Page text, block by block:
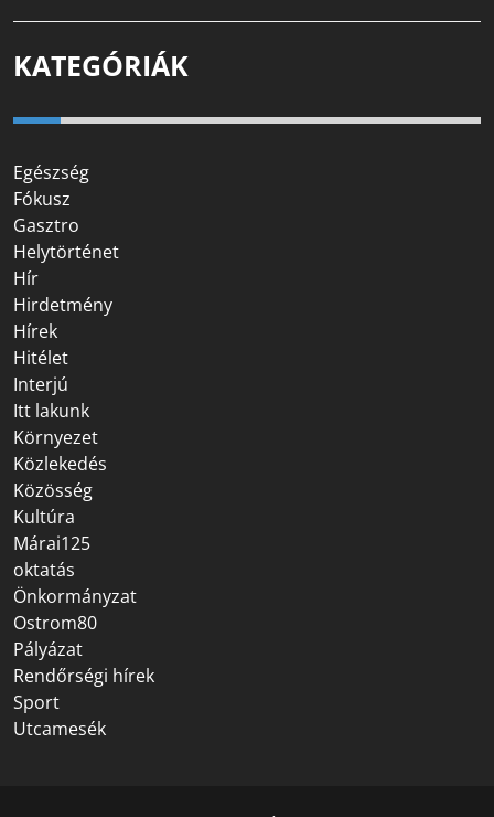
KATEGÓRIÁK
Egészség
Fókusz
Gasztro
Helytörténet
Hír
Hirdetmény
Hírek
Hitélet
Interjú
Itt lakunk
Környezet
Közlekedés
Közösség
Kultúra
Márai125
oktatás
Önkormányzat
Ostrom80
Pályázat
Rendőrségi hírek
Sport
Utcamesék